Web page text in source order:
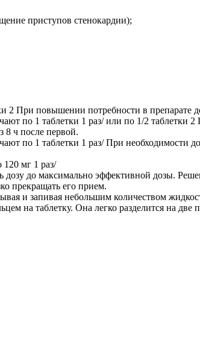
приступов стенокардии);
2 При повышении потребности в препарате
по 1 таблетки 1 раз/ или по 1/2 таблетки
8 ч после первой.
по 1 таблетки 1 раз/ При необходимости
120 мг 1 раз/
до максимально эффективной дозы.
прекращать его прием.
и запивая небольшим количеством
на таблетку. Она легко разделится на две